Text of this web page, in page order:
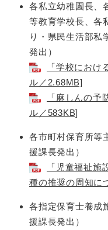
各私立幼稚園長、
等教育学校長、各
り・県民生活部私
発出）
「学校にお
ル／2.68MB]
「麻しんの
ル／583KB]
各市町村保育所等
援課長発出）
「児童福祉
種の推奨の周知に
各指定保育士養成
援課長発出）